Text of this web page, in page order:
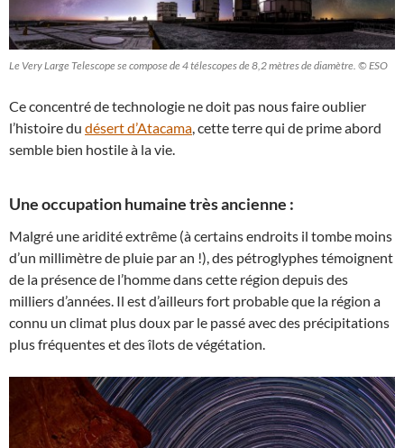
Le Very Large Telescope se compose de 4 télescopes de 8,2 mètres de diamètre. © ESO
Ce concentré de technologie ne doit pas nous faire oublier
l’histoire du désert d’Atacama, cette terre qui de prime abord
semble bien hostile à la vie.
Une occupation humaine très ancienne :
Malgré une aridité extrême (à certains endroits il tombe moins
d’un millimètre de pluie par an !), des pétroglyphes témoignent
de la présence de l’homme dans cette région depuis des
milliers d’années. Il est d’ailleurs fort probable que la région a
connu un climat plus doux par le passé avec des précipitations
plus fréquentes et des îlots de végétation.